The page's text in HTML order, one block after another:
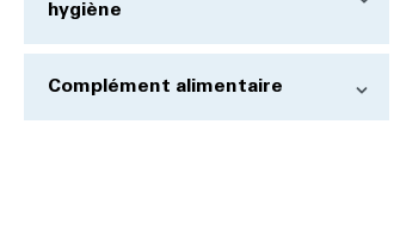
hygiène
Complément alimentaire